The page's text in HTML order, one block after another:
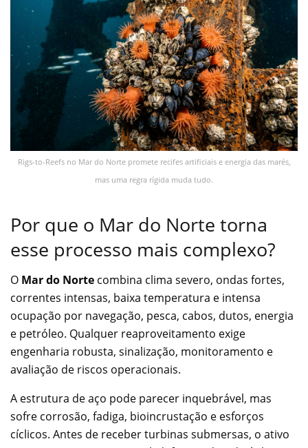
Rigs-to-Reefs no Mar do Norte promete recifes artificiais e energia das marés,
mas uma regra rígida muda tudo.
Por que o Mar do Norte torna
esse processo mais complexo?
O Mar do Norte combina clima severo, ondas fortes,
correntes intensas, baixa temperatura e intensa
ocupação por navegação, pesca, cabos, dutos, energia
e petróleo. Qualquer reaproveitamento exige
engenharia robusta, sinalização, monitoramento e
avaliação de riscos operacionais.
A estrutura de aço pode parecer inquebrável, mas
sofre corrosão, fadiga, bioincrustação e esforços
cíclicos. Antes de receber turbinas submersas, o ativo